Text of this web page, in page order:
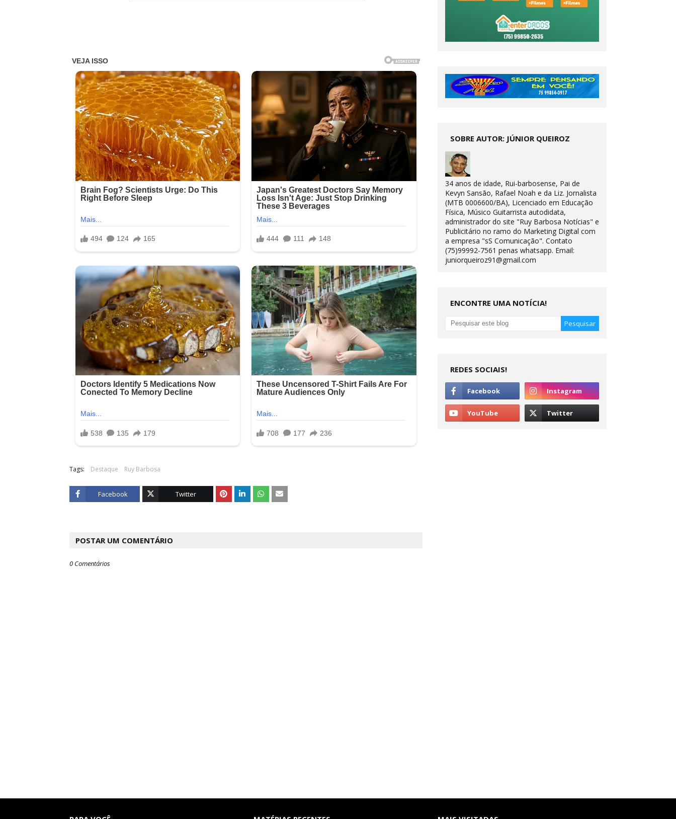
Tags: Destaque Ruy Barbosa
Facebook Twitter
POSTAR UM COMENTÁRIO
0 Comentários
SOBRE AUTOR: JÚNIOR QUEIROZ
34 anos de idade, Rui-barbosense, Pai de
Kevyn Sansão, Rafael Noah e da Liz. Jornalista
(MTB 0006600/BA), Licenciado em Educação
Física, Músico Guitarrista autodidata,
administrador do site "Ruy Barbosa Notícias" e
Publicitário no ramo do Marketing Digital com
a empresa "sS Comunicação". Contato
(75)99992-7561 penas whatsapp. Email:
juniorqueiroz91@gmail.com
ENCONTRE UMA NOTÍCIA!
REDES SOCIAIS!